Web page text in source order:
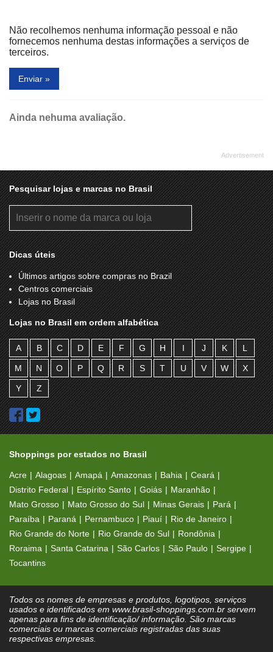
Não recolhemos nenhuma informação pessoal e não
fornecemos nenhuma destas informações a serviços de
terceiros.
Enviar »
Ainda nehuma avaliação.
Pesquisar lojas e marcas no Brasil
Dicas úteis
Últimos artigos sobre compras no Brazil
Centros comerciais
Lojas no Brasil
Lojas no Brasil em ordem alfabética
A B C D E F G H I J K L
M N O P Q R S T U V W X
Y Z
Shoppings por estados no Brasil
Acre Alagoas Amapá Amazonas Bahia
Ceará
Distrito Federal
Espírito Santo Goiás
Maranhão
Mato Grosso
Mato Grosso do Sul Minas Gerais
Pará
Paraíba
Paraná Pernambuco Piauí
Rio de Janeiro
Rio Grande do Norte
Rio Grande do Sul
Rondônia
Roraima
Santa Catarina São Carlos São Paulo
Sergipe
Tocantins
Todos os nomes de empresas e produtos, logotipos, serviços
usados e identificados em www.brasil-shoppings.com.br servem
apenas para fins de identificação/ informação. São marcas
comerciais ou marcas comerciais registradas das suas
respectivas empresas.